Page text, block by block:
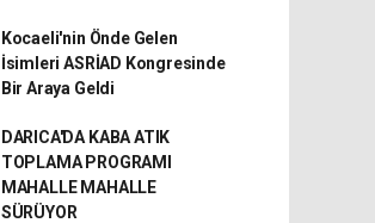
Kocaeli'nin Önde Gelen
İsimleri ASRİAD Kongresinde
Bir Araya Geldi
DARICA'DA KABA ATIK
TOPLAMA PROGRAMI
MAHALLE MAHALLE
SÜRÜYOR